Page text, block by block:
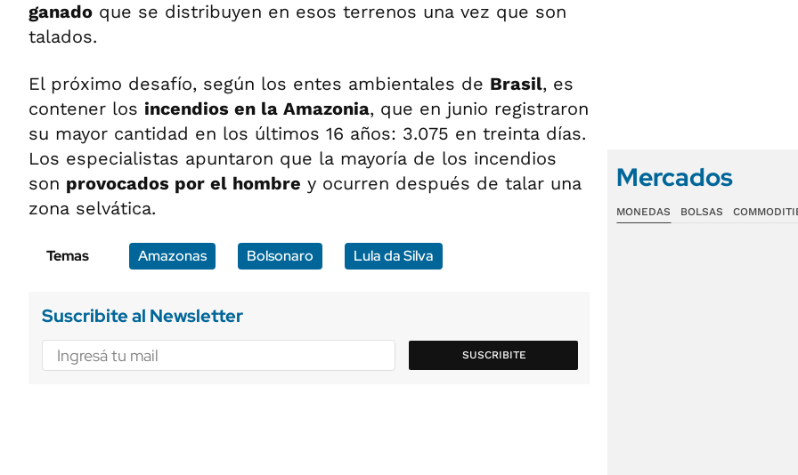
ganado que se distribuyen en esos terrenos una vez que son
talados.
El próximo desafío, según los entes ambientales de Brasil, es
contener los incendios en la Amazonia, que en junio registraron
su mayor cantidad en los últimos 16 años: 3.075 en treinta días.
Los especialistas apuntaron que la mayoría de los incendios
son provocados por el hombre y ocurren después de talar una
zona selvática.
Temas Amazonas Bolsonaro Lula da Silva
Suscribite al Newsletter
SUSCRIBITE
Mercados
MONEDAS BOLSAS